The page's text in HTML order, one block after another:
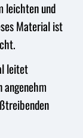
leichten und
Material ist
leitet